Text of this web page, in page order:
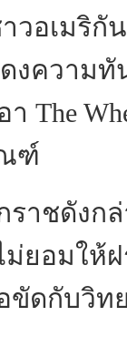
วอเมริกั
ดงความ
า The
ฑ์
ดังกล่าว
ม่ยอมให้
ขัดกับวิท